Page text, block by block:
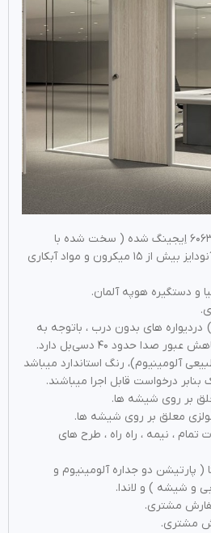
پروفیل آلومینیومی با آلیاژ ۶۰۶۳ اِیجینگ شده ( سخت شده با
عملیات حرارتی ) با پوشش آنودایز بیش از ۱۵ میکرون و مواد آبکاری
و دستگیره هوپه آلمان.
پارتیشن تمام ارتفاع (LDFH) دردیواره های بدون درب ، باتوجه به
صدا حدود ۴۰ دسی‌بل دارد.
آلومینیوم)، رنگ استاندارد میباشد
بنابر درخواست قابل اجرا میباشند.
بر روی شیشه ها.
معلق بر روی شیشه ها.
، نیمه ، راه راه ، طرح های
( پارتیشن دو جداره آلومینیوم و
و شیشه ) و لاندا.
مشتری.
مشتری.